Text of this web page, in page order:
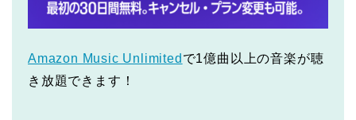
Amazon Music Unlimited で1億曲以上の音楽が聴
き放題できます！